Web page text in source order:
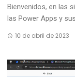
Bienvenidos, en las
las Power Apps y
10 de abril de 2023